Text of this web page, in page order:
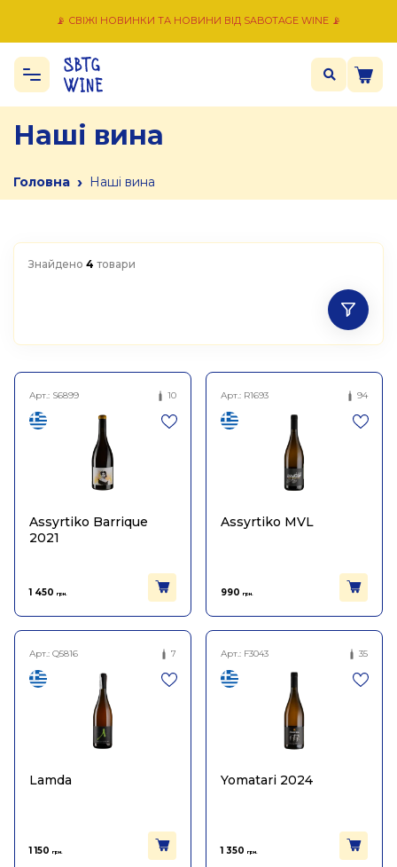
📡 СВІЖІ НОВИНКИ ТА НОВИНИ ВІД SABOTAGE WINE 📡
Наші вина
Головна › Наші вина
Знайдено 4 товари
Арт.: S6899 10
Assyrtiko Barrique
2021
1 450 грн.
Арт.: R1693 94
Assyrtiko MVL
990 грн.
Арт.: Q5816 7
Lamda
1 150 грн.
Арт.: F3043 35
Yomatari 2024
1 350 грн.